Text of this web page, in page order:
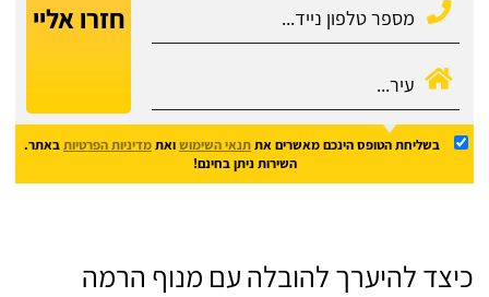
חזרו אליי
בשליחת הטופס הינכם מאשרים אתתנאי השימושואתמדיניות הפרטיותבאתר.
השירות ניתן בחינם!
כיצד להיערך להובלה עם מנוף הרמה